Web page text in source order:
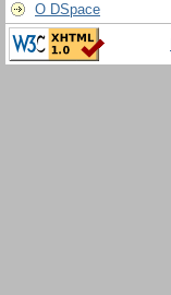
О DSpace